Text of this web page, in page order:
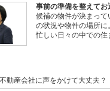
事前の準備を整えてお
候補の物件が決まっ
の状況や物件の場所
忙しい日々の中での
動産会社に声をかけて大丈夫？